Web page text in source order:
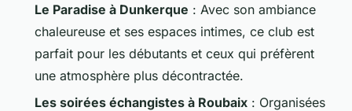
Le Paradise à Dunkerque : Avec son ambiance
chaleureuse et ses espaces intimes, ce club est
parfait pour les débutants et ceux qui préfèrent
une atmosphère plus décontractée.
Les soirées échangistes à Roubaix : Organisées